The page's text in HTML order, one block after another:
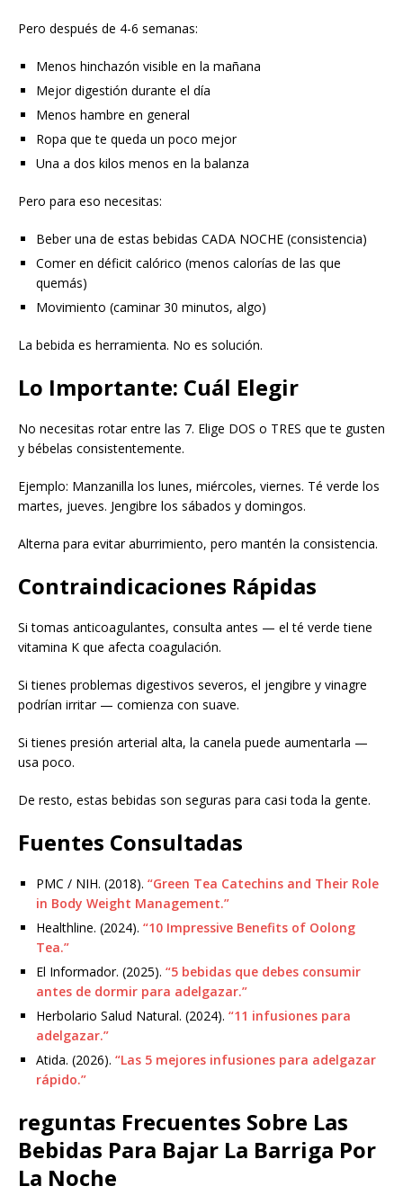
Pero después de 4-6 semanas:
Menos hinchazón visible en la mañana
Mejor digestión durante el día
Menos hambre en general
Ropa que te queda un poco mejor
Una a dos kilos menos en la balanza
Pero para eso necesitas:
Beber una de estas bebidas CADA NOCHE (consistencia)
Comer en déficit calórico (menos calorías de las que
quemás)
Movimiento (caminar 30 minutos, algo)
La bebida es herramienta. No es solución.
Lo Importante: Cuál Elegir
No necesitas rotar entre las 7. Elige DOS o TRES que te gusten
y bébelas consistentemente.
Ejemplo: Manzanilla los lunes, miércoles, viernes. Té verde los
martes, jueves. Jengibre los sábados y domingos.
Alterna para evitar aburrimiento, pero mantén la consistencia.
Contraindicaciones Rápidas
Si tomas anticoagulantes, consulta antes — el té verde tiene
vitamina K que afecta coagulación.
Si tienes problemas digestivos severos, el jengibre y vinagre
podrían irritar — comienza con suave.
Si tienes presión arterial alta, la canela puede aumentarla —
usa poco.
De resto, estas bebidas son seguras para casi toda la gente.
Fuentes Consultadas
PMC / NIH. (2018). “Green Tea Catechins and Their Role
in Body Weight Management.”
Healthline. (2024). “10 Impressive Benefits of Oolong
Tea.”
El Informador. (2025). “5 bebidas que debes consumir
antes de dormir para adelgazar.”
Herbolario Salud Natural. (2024). “11 infusiones para
adelgazar.”
Atida. (2026). “Las 5 mejores infusiones para adelgazar
rápido.”
reguntas Frecuentes Sobre Las
Bebidas Para Bajar La Barriga Por
La Noche